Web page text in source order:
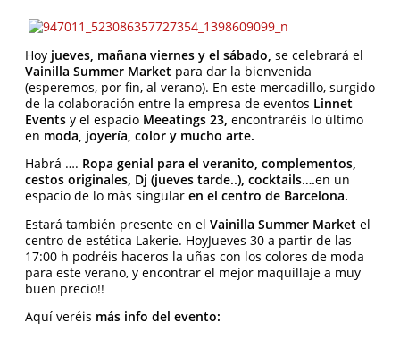
Hoy jueves, mañana viernes y el sábado, se celebrará el
Vainilla Summer Market para dar la bienvenida
(esperemos, por fin, al verano). En este mercadillo, surgido
de la colaboración entre la empresa de eventos Linnet
Events y el espacio Meeatings 23, encontraréis lo último
en moda, joyería, color y mucho arte.
Habrá …. Ropa genial para el veranito, complementos,
cestos originales, Dj (jueves tarde..), cocktails….en un
espacio de lo más singular en el centro de Barcelona.
Estará también presente en el Vainilla Summer Market el
centro de estética Lakerie. HoyJueves 30 a partir de las
17:00 h podréis haceros la uñas con los colores de moda
para este verano, y encontrar el mejor maquillaje a muy
buen precio!!
Aquí veréis más info del evento: